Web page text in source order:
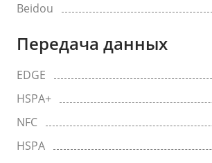
Beidou
Передача данных
EDGE
HSPA+
NFC
HSPA